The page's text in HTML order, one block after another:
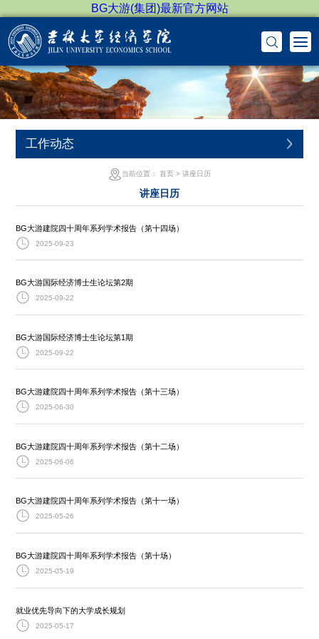
BG大游(集团)最新官方网站
工作动态
当前位置： 首页> 讲座日历
讲座日历
BG大游建院四十周年系列学术报告（第十四场）
2025-09-23
BG大游国际经济博士生论坛第2期
2025-09-22
BG大游国际经济博士生论坛第1期
2025-09-22
BG大游建院四十周年系列学术报告（第十三场）
2025-06-30
BG大游建院四十周年系列学术报告（第十二场）
2025-06-06
BG大游建院四十周年系列学术报告（第十一场）
2025-05-26
BG大游建院四十周年系列学术报告（第十场）
2025-05-19
就业优先导向下的大学成长规划
2025-05-17